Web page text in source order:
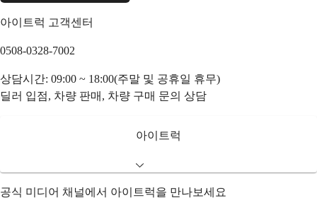
아이트럭 고객센터
0508-0328-7002
상담시간: 09:00 ~ 18:00(주말 및 공휴일 휴무)
딜러 입점, 차량 판매, 차량 구매 문의 상담
아이트럭
공식 미디어 채널에서 아이트럭을 만나보세요